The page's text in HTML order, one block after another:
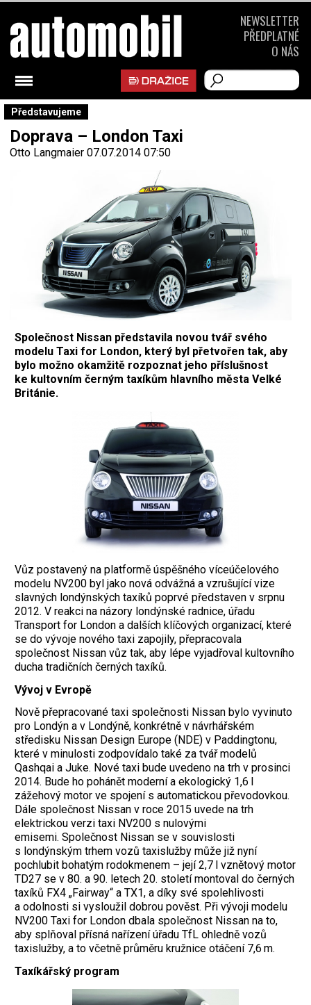
Představujeme
Doprava – London Taxi
Otto Langmaier 07.07.2014 07:50
Společnost Nissan představila novou tvář svého
modelu Taxi for London, který byl přetvořen tak, aby
bylo možno okamžitě rozpoznat jeho příslušnost
ke kultovním černým taxíkům hlavního města Velké
Británie.
Vůz postavený na platformě úspěšného víceúčelového
modelu NV200 byl jako nová odvážná a vzrušující vize
slavných londýnských taxíků poprvé představen v srpnu
2012. V reakci na názory londýnské radnice, úřadu
Transport for London a dalších klíčových organizací, které
se do vývoje nového taxi zapojily, přepracovala
společnost Nissan vůz tak, aby lépe vyjadřoval kultovního
ducha tradičních černých taxíků.
Vývoj v Evropě
Nově přepracované taxi společnosti Nissan bylo vyvinuto
pro Londýn a v Londýně, konkrétně v návrhářském
středisku Nissan Design Europe (NDE) v Paddingtonu,
které v minulosti zodpovídalo také za tvář modelů
Qashqai a Juke. Nové taxi bude uvedeno na trh v prosinci
2014. Bude ho pohánět moderní a ekologický 1,6 l
zážehový motor ve spojení s automatickou převodovkou.
Dále společnost Nissan v roce 2015 uvede na trh
elektrickou verzi taxi NV200 s nulovými
emisemi. Společnost Nissan se v souvislosti
s londýnským trhem vozů taxislužby může již nyní
pochlubit bohatým rodokmenem – její 2,7 l vznětový motor
TD27 se v 80. a 90. letech 20. století montoval do černých
taxíků FX4 „Fairway“ a TX1, a díky své spolehlivosti
a odolnosti si vysloužil dobrou pověst. Při vývoji modelu
NV200 Taxi for London dbala společnost Nissan na to,
aby splňoval přísná nařízení úřadu TfL ohledně vozů
taxislužby, a to včetně průměru kružnice otáčení 7,6 m.
Taxíkářský program
NEWSLETTER
PŘEDPLATNÉ
O NÁS